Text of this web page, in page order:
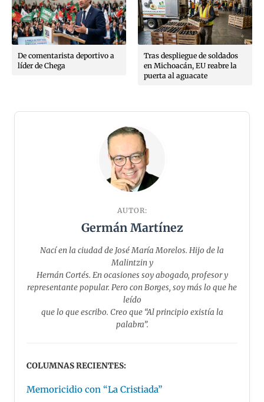
De comentarista deportivo a
líder de Chega
Tras despliegue de soldados
en Michoacán, EU reabre la
puerta al aguacate
AUTOR:
Germán Martínez
Nací en la ciudad de José María Morelos. Hijo de la
Malintzin y
Hernán Cortés. En ocasiones soy abogado, profesor y
representante popular. Pero con Borges, soy más lo que he
leído
que lo que escribo. Creo que “Al principio existía la
palabra”.
COLUMNAS RECIENTES:
Memoricidio con “La Cristiada”